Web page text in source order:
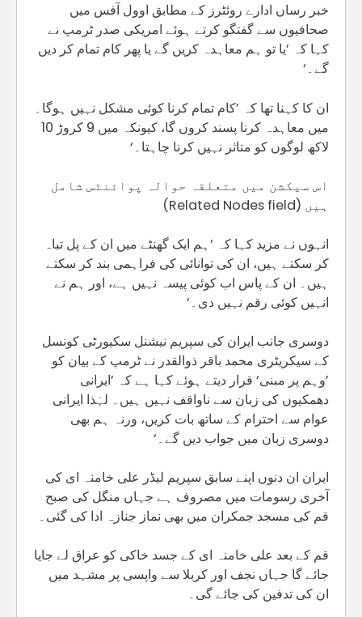
خبر رساں ادارے روئٹرز کے مطابق اوول آفس میں
صحافیوں سے گفتگو کرتے ہوئے امریکی صدر ٹرمپ نے
کہا کہ ’یا تو ہم معاہدہ کریں گے یا پھر کام تمام کر دیں
گے۔‘
ان کا کہنا تھا کہ ’کام تمام کرنا کوئی مشکل نہیں ہوگا۔
میں معاہدہ کرنا پسند کروں گا، کیونکہ میں 9 کروڑ 10
لاکھ لوگوں کو متاثر نہیں کرنا چاہتا۔‘
اس سیکشن میں متعلقہ حوالہ پوائنٹس شامل
ہیں (Related Nodes field)
انہوں نے مزید کہا کہ ’ہم ایک گھنٹے میں ان کے پل تباہ
کر سکتے ہیں، ان کی توانائی کی فراہمی بند کر سکتے
ہیں۔ ان کے پاس اب کوئی پیسہ نہیں ہے، اور ہم نے
انہیں کوئی رقم نہیں دی۔‘
دوسری جانب ایران کی سپریم نیشنل سکیورٹی کونسل
کے سیکریٹری محمد باقر ذوالقدر نے ٹرمپ کے بیان کو
’وہم پر مبنی‘ قرار دیتے ہوئے کہا ہے کہ ’ایرانی
دھمکیوں کی زبان سے ناواقف نہیں ہیں۔ لہٰذا ایرانی
عوام سے احترام کے ساتھ بات کریں، ورنہ ہم بھی
دوسری زبان میں جواب دیں گے۔‘
ایران ان دنوں اپنے سابق سپریم لیڈر علی خامنہ ای کی
آخری رسومات میں مصروف ہے جہاں منگل کی صبح
قم کی مسجد جمکران میں بھی نماز جنازہ ادا کی گئی۔
قم کے بعد علی خامنہ ای کے جسد خاکی کو عراق لے جایا
جائے گا جہاں نجف اور کربلا سے واپسی پر مشہد میں
ان کی تدفین کی جائے گی۔